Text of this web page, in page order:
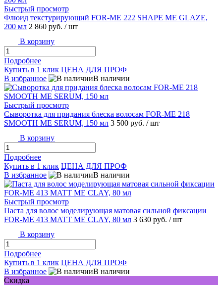
Быстрый просмотр
Флюид текстурирующий FOR-ME 222 SHAPE ME GLAZE,
200 мл 2 860 руб. / шт
В корзину
Подробнее
Купить в 1 клик ЦЕНА ДЛЯ ПРОФ
В избранное
В наличии
Быстрый просмотр
Сыворотка для придания блеска волосам FOR-ME 218
SMOOTH ME SERUM, 150 мл 3 500 руб. / шт
В корзину
Подробнее
Купить в 1 клик ЦЕНА ДЛЯ ПРОФ
В избранное
В наличии
Быстрый просмотр
Паста для волос моделирующая матовая сильной фиксации
FOR-ME 413 MATT ME CLAY, 80 мл 3 630 руб. / шт
В корзину
Подробнее
Купить в 1 клик ЦЕНА ДЛЯ ПРОФ
В избранное
В наличии
Скидка